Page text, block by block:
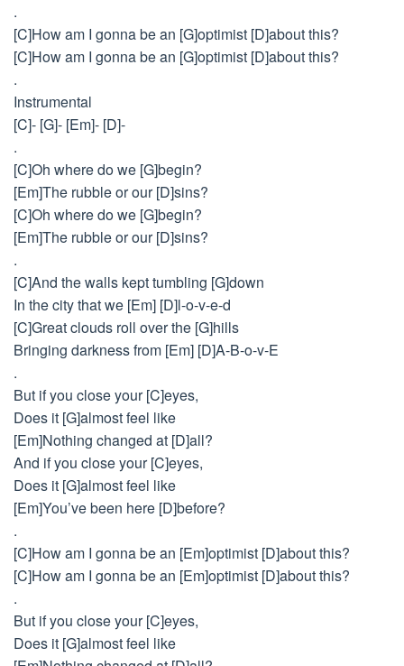
.
[C]How am I gonna be an [G]optimist [D]about this?
[C]How am I gonna be an [G]optimist [D]about this?
.
Instrumental
[C]- [G]- [Em]- [D]-
.
[C]Oh where do we [G]begin?
[Em]The rubble or our [D]sins?
[C]Oh where do we [G]begin?
[Em]The rubble or our [D]sins?
.
[C]And the walls kept tumbling [G]down
In the city that we [Em] [D]l-o-v-e-d
[C]Great clouds roll over the [G]hills
Bringing darkness from [Em] [D]A-B-o-v-E
.
But if you close your [C]eyes,
Does it [G]almost feel like
[Em]Nothing changed at [D]all?
And if you close your [C]eyes,
Does it [G]almost feel like
[Em]You’ve been here [D]before?
.
[C]How am I gonna be an [Em]optimist [D]about this?
[C]How am I gonna be an [Em]optimist [D]about this?
.
But if you close your [C]eyes,
Does it [G]almost feel like